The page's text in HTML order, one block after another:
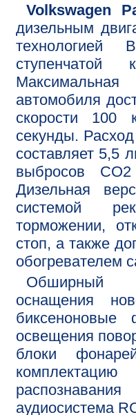
Volkswagen
дизельным
технологией
ступенчатой
автомобиля
скорости
секунды.
составляет 5,5
выбросов
Дизельная
системой
торможении,
стоп, а также
обогревателем
Обширный
оснащения
биксеноновые
освещения
блоки
аудиосистема